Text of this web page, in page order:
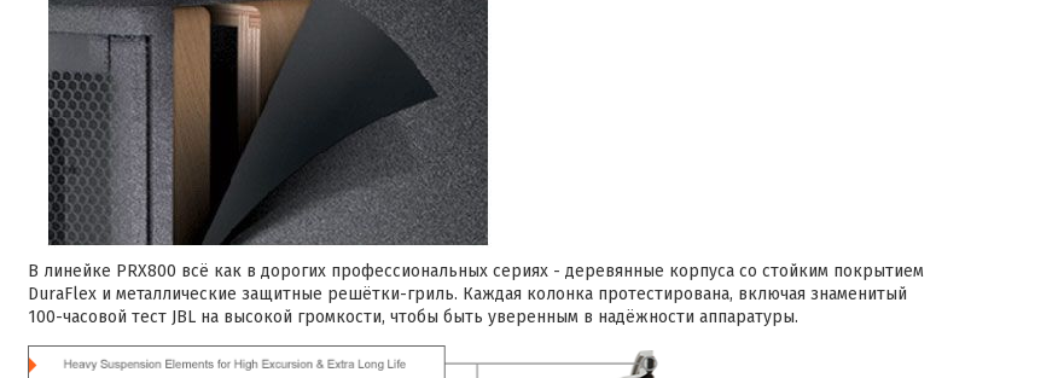
В линейке PRX800 всё как в дорогих профессиональных сериях - деревянные корпуса со стойким покрытием
DuraFlex и металлические защитные решётки-гриль. Каждая колонка протестирована, включая знаменитый
100-часовой тест JBL на высокой громкости, чтобы быть уверенным в надёжности аппаратуры.